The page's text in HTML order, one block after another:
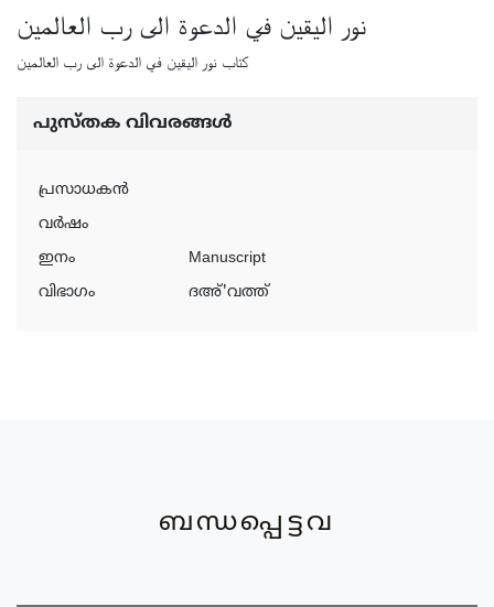
نور اليقين في الدعوة الى رب العالمين
كتاب نور اليقين في الدعوة الى رب العالمين
പുസ്‌തക വിവരങ്ങള്‍
പ്രസാധകന്‍
വര്‍ഷം
ഇനം
Manuscript
വിഭാഗം
ദഅ്'വത്ത്
ബന്ധപ്പെട്ടവ